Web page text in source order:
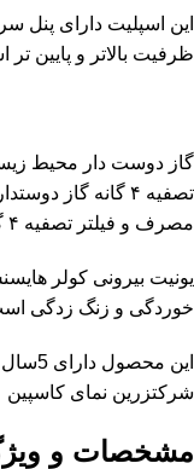
ظرفیت بالاتر و پایین تر است ۱۲ هزار تا سی
گاز دوست دار محیط
تصفیه ۴ گانه
مصرف و فیلتر تصفیه ۴ گانه از مزایای این کولر گازی حاره ای هستند.
یونیت بیرونی کولر
خوردگی و زنگ زدگی
شرکتزرین نمای
مشخصات و